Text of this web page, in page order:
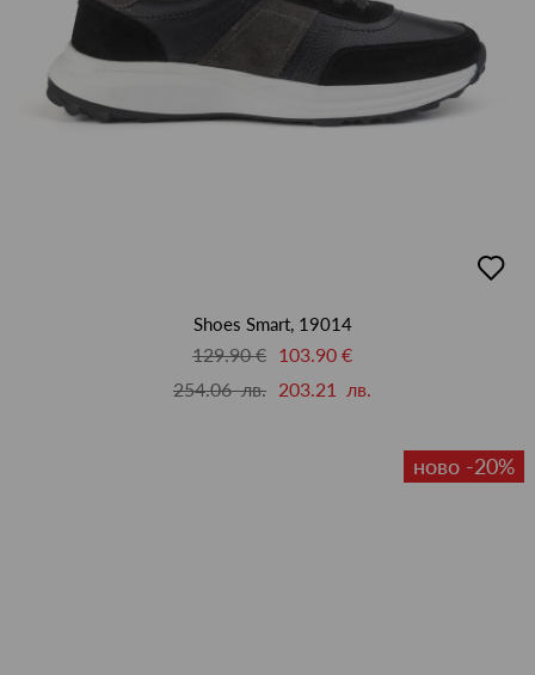
в
Shoes Smart, 19014
129.90 € 103.90 €
254.06 лв. 203.21 лв.
ново -20%